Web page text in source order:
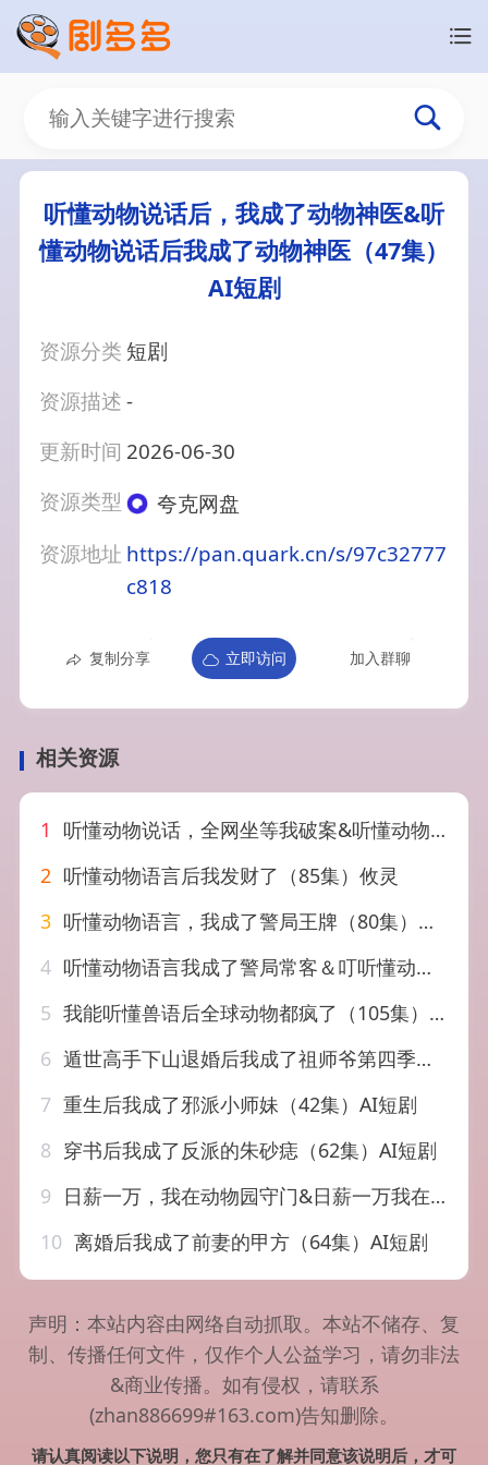
听懂动物说话后，我成了动物神医&听
懂动物说话后我成了动物神医（47集）
AI短剧
资源分类 短剧
资源描述-
更新时间 2026-06-30
资源类型
夸克网盘
资源地址 https://pan.quark.cn/s/97c32777
c818
复制分享 立即访问 加入群聊
相关资源
1 听懂动物说话，全网坐等我破案&听懂动物说话全网坐等我破案（46集）AI短剧
2 听懂动物语言后我发财了（85集）攸灵
3 听懂动物语言，我成了警局王牌（80集）郭嘉琦＆王奕嘉
4 听懂动物语言我成了警局常客＆叮听懂动物语言全市警车出动（101集）金玧月＆顾有利
5 我能听懂兽语后全球动物都疯了（105集）董兆霖＆理艺如
6 遁世高手下山退婚后我成了祖师爷第四季（93集）AI短剧
7 重生后我成了邪派小师妹（42集）AI短剧
8 穿书后我成了反派的朱砂痣（62集）AI短剧
9 日薪一万，我在动物园守门&日薪一万我在动物园守门（60集）AI短剧
10 离婚后我成了前妻的甲方（64集）AI短剧
声明：本站内容由网络自动抓取。本站不储存、复
制、传播任何文件，仅作个人公益学习，请勿非法
&商业传播。如有侵权，请联系
(zhan886699#163.com)告知删除。
请认真阅读以下说明，您只有在了解并同意该说明后，才可